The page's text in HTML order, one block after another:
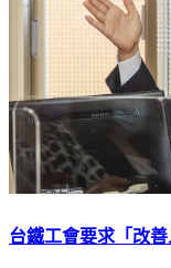
台鐵工會要求「改